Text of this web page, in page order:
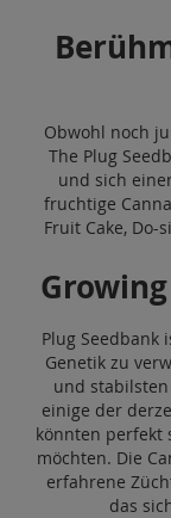
Obwohl noch
The Plug
und sich
fruchtige
Fruit Cake,
Plug Seedbank
Genetik zu
und
einige der
könnten perfekt
möchten. Die
erfahrene
das